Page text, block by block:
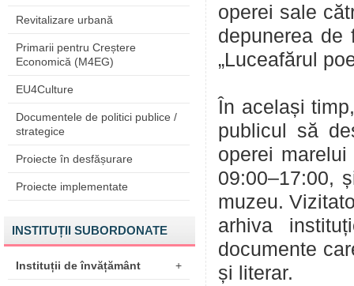
Revitalizare urbană
Primarii pentru Creștere
Economică (M4EG)
EU4Culture
Documentele de politici publice /
strategice
Proiecte în desfășurare
Proiecte implementate
INSTITUȚII SUBORDONATE
Instituții de învățământ +
operei sale
depunerea
„Luceafărul
În același
publicul să
operei
09:00–17:00,
muzeu.
arhiva
documente
și literar.